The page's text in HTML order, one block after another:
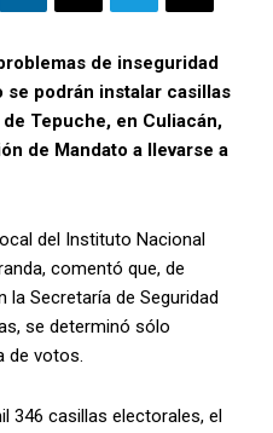
de inseguridad
se podrán instalar casillas
Tepuche, en Culiacán,
de Mandato a llevarse a
del Instituto Nacional
comentó que, de
Secretaría de Seguridad
se determinó sólo
de votos.
346 casillas electorales, el